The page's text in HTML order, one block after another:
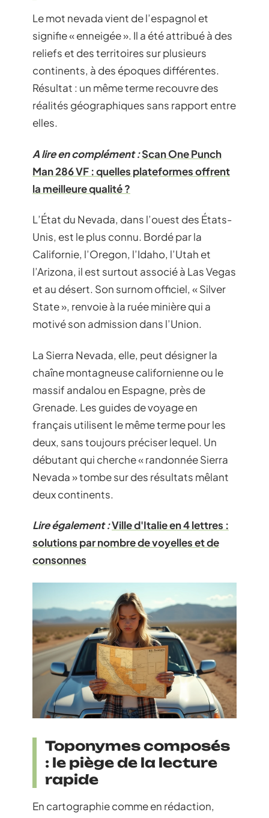
Le mot nevada vient de l’espagnol et
signifie « enneigée ». Il a été attribué à des
reliefs et des territoires sur plusieurs
continents, à des époques différentes.
Résultat : un même terme recouvre des
réalités géographiques sans rapport entre
elles.
A lire en complément :Scan One Punch
Man 286 VF : quelles plateformes offrent
la meilleure qualité ?
L’État du Nevada, dans l’ouest des États-
Unis, est le plus connu. Bordé par la
Californie, l’Oregon, l’Idaho, l’Utah et
l’Arizona, il est surtout associé à Las Vegas
et au désert. Son surnom officiel, « Silver
State », renvoie à la ruée minière qui a
motivé son admission dans l’Union.
La Sierra Nevada, elle, peut désigner la
chaîne montagneuse californienne ou le
massif andalou en Espagne, près de
Grenade. Les guides de voyage en
français utilisent le même terme pour les
deux, sans toujours préciser lequel. Un
débutant qui cherche « randonnée Sierra
Nevada » tombe sur des résultats mêlant
deux continents.
Lire également :Ville d'Italie en 4 lettres :
solutions par nombre de voyelles et de
consonnes
Toponymes composés
: le piège de la lecture
rapide
En cartographie comme en rédaction,